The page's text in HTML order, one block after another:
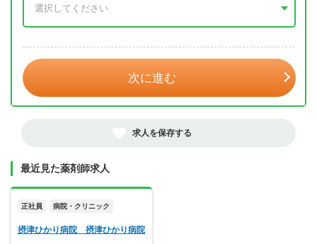
次に進む
求人を保存する
最近見た薬剤師求人
正社員 病院・クリニック
摂津ひかり病院 摂津ひかり病院